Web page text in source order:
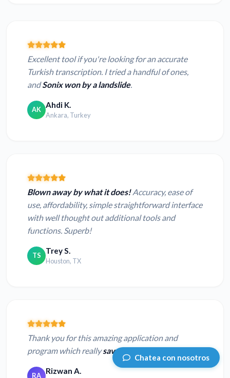
Excellent tool if you're looking for an accurate
Turkish transcription. I tried a handful of ones,
andSonix won by a landslide.
AK Ahdi K.
Ankara, Turkey
Blown away by what it does!Accuracy, ease of
use, affordability, simple straightforward interface
with well thought out additional tools and
functions. Superb!
TS Trey S.
Houston, TX
Thank you for this amazing application and
program which reallysaved my life.
RA Rizwan A.
Chatea con nosotros